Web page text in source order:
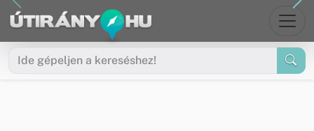
Ugrás a menüre
Ugrás a tartalomra